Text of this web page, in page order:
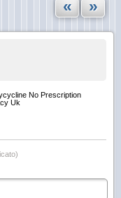
« »
No Prescription
Uk